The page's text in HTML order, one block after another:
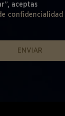
aceptas
confidencialidad
ENVIAR